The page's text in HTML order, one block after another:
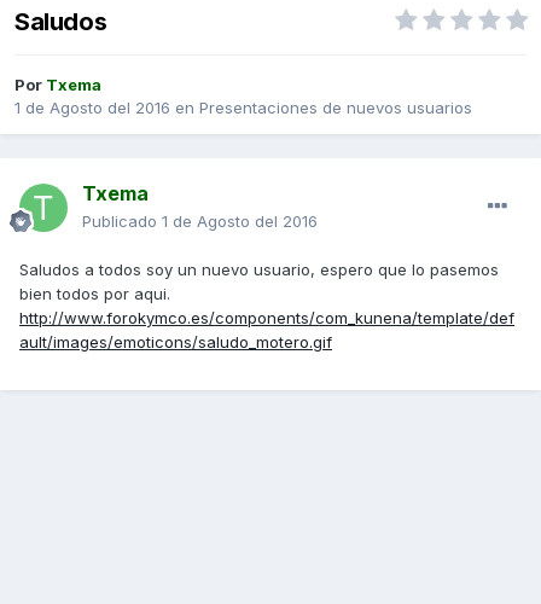
Saludos
Por Txema
1 de Agosto del 2016 en Presentaciones de nuevos usuarios
Txema
Publicado 1 de Agosto del 2016
Saludos a todos soy un nuevo usuario, espero que lo pasemos
bien todos por aqui.
http://www.forokymco.es/components/com_kunena/template/def
ault/images/emoticons/saludo_motero.gif